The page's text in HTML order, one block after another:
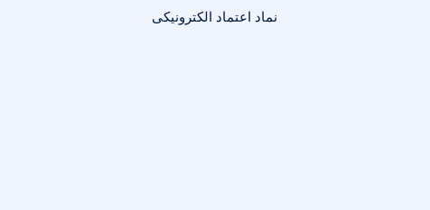
نماد اعتماد الکترونیکی